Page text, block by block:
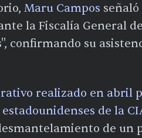
Maru Campos señaló
la Fiscalía General
confirmando su
realizado en abril
de la
de un